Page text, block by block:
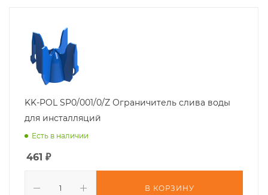
KK-POL SP0/001/0/Z Ограничитель слива воды
для инсталляций
Есть в наличии
461 ₽
В КОРЗИНУ